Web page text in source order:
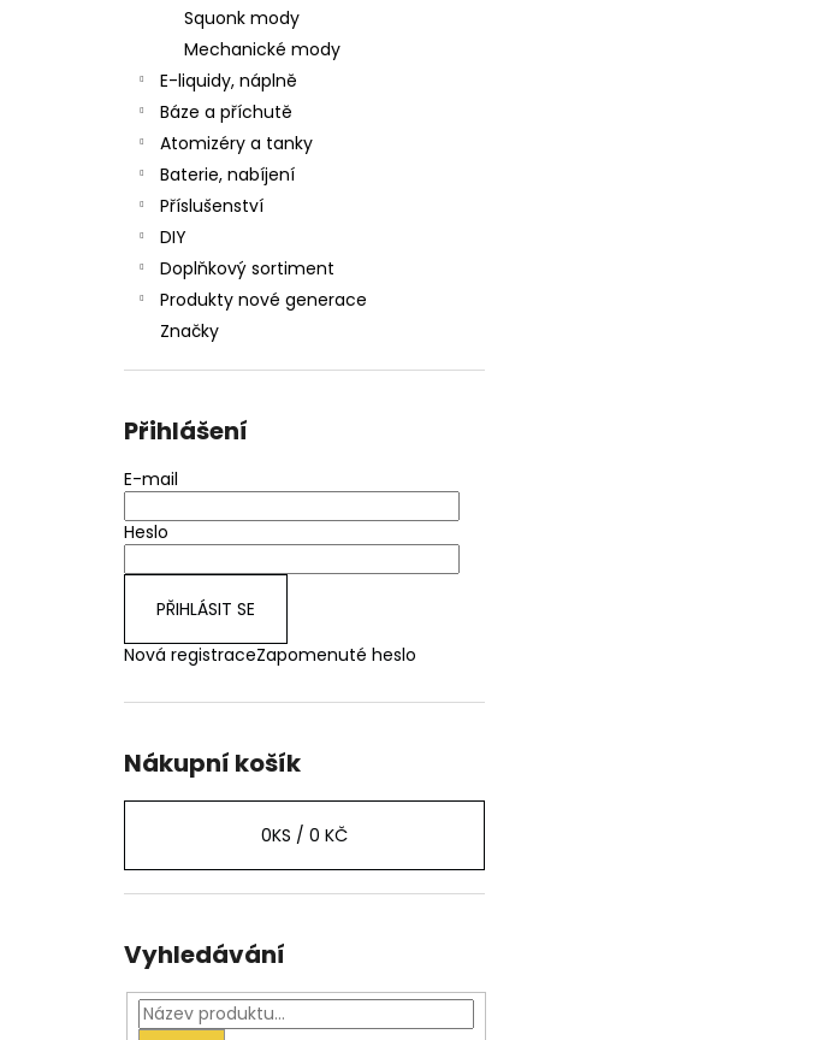
Squonk mody
Mechanické mody
E-liquidy, náplně
Báze a příchutě
Atomizéry a tanky
Baterie, nabíjení
Příslušenství
DIY
Doplňkový sortiment
Produkty nové generace
Značky
Přihlášení
E-mail
Heslo
PŘIHLÁSIT SE
Nová registraceZapomenuté heslo
Nákupní košík
0KS / 0 KČ
Vyhledávání